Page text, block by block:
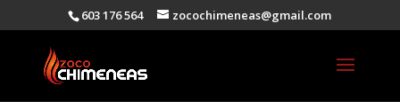
603 176 564 zocochimeneas@gmail.com